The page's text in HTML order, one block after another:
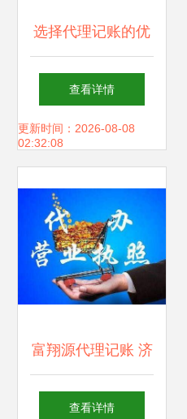
选择代理记账的优
点及好处 助力企业
轻装上阵
查看详情
更新时间：2026-08-08
02:32:08
富翔源代理记账 济
南企业的财税管家
查看详情